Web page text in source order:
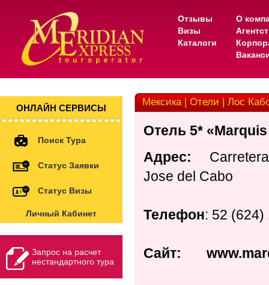
Отзывы
Визы
Каталоги
О
ОНЛАЙН СЕРВИСЫ
Поиск Тура
Статус Заявки
Статус Визы
Личный Кабинет
Запрос на расчет
нестандартного тура
Мексика | Отели | Лос
Отель 5*
Адрес:
Carretera
Jose del Cabo
Телефон: 52 (624)
Сайт: